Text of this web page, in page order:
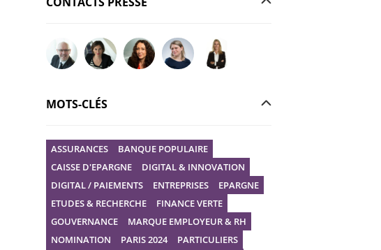
Poser votre question à Christophe GILBERT
Poser votre question à Fanny KERECKI
Poser votre question à Mélissa BOURGUIGNON
Poser votre question à Marine Robin
Poser votre question à Vanessa
MOTS-CLÉS
ASSURANCES
BANQUE POPULAIRE
CAISSE D'EPARGNE
DIGITAL & INNOVATION
DIGITAL / PAIEMENTS
ENTREPRISES
EPARGNE
ETUDES & RECHERCHE
FINANCE VERTE
GOUVERNANCE
MARQUE EMPLOYEUR & RH
NOMINATION
PARIS 2024
PARTICULIERS